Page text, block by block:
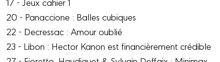
20 - Panaccione : Balles cubiques
22 - Decressac : Amour oublié
23 - Libon : Hector Kanon est financièrement crédible